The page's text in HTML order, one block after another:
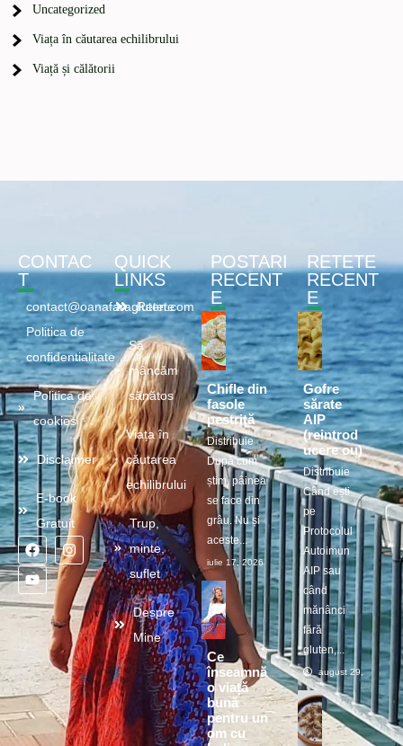
Uncategorized
Viața în căutarea echilibrului
Viață și călătorii
CONTAC
T
contact@oanafaragluten.com
Politica de
confidentialitate
Politica de
cookies
Disclaimer
E-book
Gratuit
QUICK
LINKS
Retete
Să
mâncăm
sănătos
Viața în
căutarea
echilibrului
Trup,
minte,
suflet
Despre
Mine
POSTARI
RECENT
E
Chifle din
fasole
pestriță
Distribuie
După cum
știm, pâinea
se face din
grâu. Nu și
aceste...
iulie 17, 2026
Ce
înseamnă
o viață
bună
pentru un
om cu
RETETE
RECENT
E
Gofre
sărate
AIP
(reintrod
ucere ou)
Distribuie
Când ești
pe
Protocolul
Autoimun
AIP sau
când
mănânci
fără
gluten,...
august 29, 2025